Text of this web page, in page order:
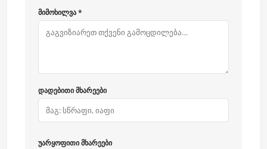
მიმოხილვა *
დადებითი მხარეები
უარყოფითი მხარეები